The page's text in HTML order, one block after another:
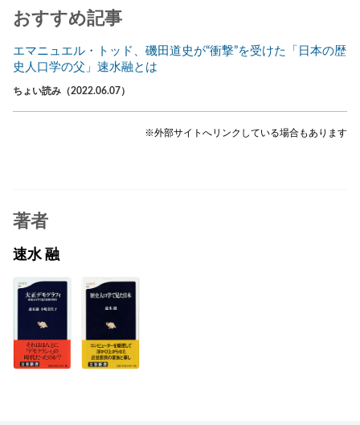
おすすめ記事
エマニュエル・トッド、磯田道史が“衝撃”を受けた「日本の歴
史人口学の父」速水融とは
ちょい読み（2022.06.07）
※外部サイトへリンクしている場合もあります
著者
速水 融